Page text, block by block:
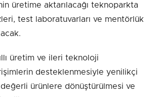
üretime aktarılacağı teknoparkta
test laboratuvarları ve mentörlük
üretim ve ileri teknoloji
desteklenmesiyle yenilikçi
ürünlere dönüştürülmesi ve